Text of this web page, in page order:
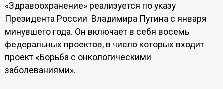
«Здравоохранение» реализуется по указу
Президента России Владимира Путина с января
минувшего года. Он включает в себя восемь
федеральных проектов, в число которых входит
проект «Борьба с онкологическими
заболеваниями».